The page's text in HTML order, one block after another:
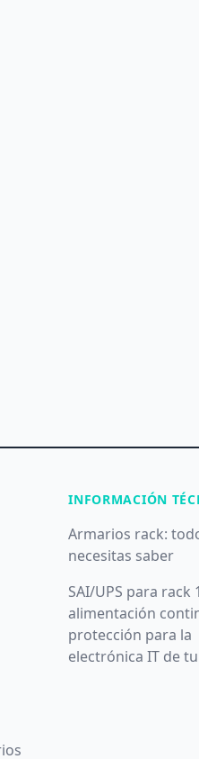
INFORMACIÓN
Armarios rack:
necesitas saber
SAI/UPS para rack
alimentación
protección para la
electrónica IT de